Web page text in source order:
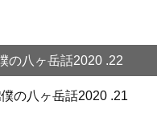
の八ヶ岳話2020 .22